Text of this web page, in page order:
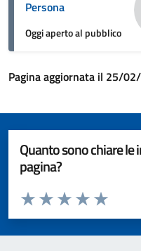
Persona
Oggi aperto al pubblico
Pagina aggiornata il 25/
Quanto sono chiare
pagina?
Valuta da 1 a 5 stelle la pagina
Valuta 5
Valuta 4
Valuta 3 stelle su
Valuta 2 stelle su 5
Valuta 1 stelle su 5